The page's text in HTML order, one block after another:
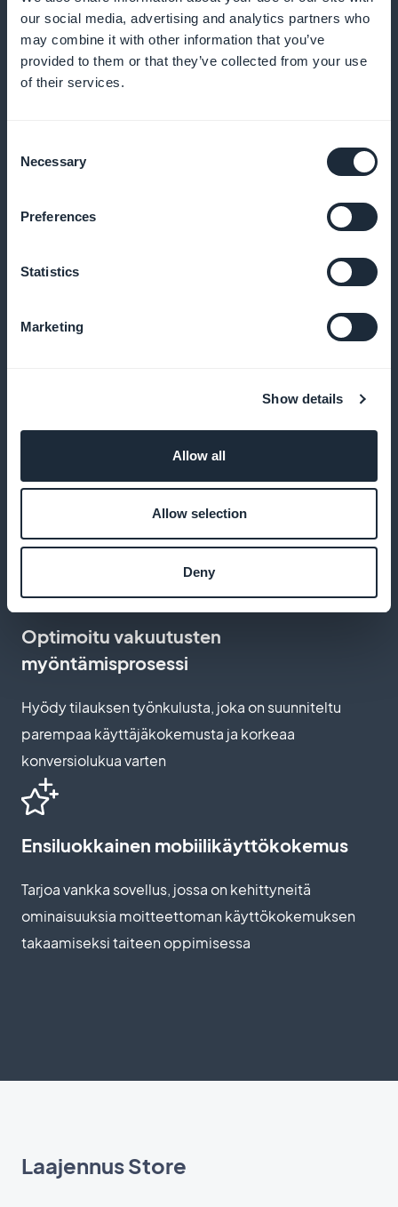
our social media, advertising and analytics partners who
may combine it with other information that you’ve
provided to them or that they’ve collected from your use
of their services.
Selection
Necessary
Preferences
Statistics
Marketing
Show details
Allow all
Allow selection
Deny
käyttäjät pysyvät ajan tasalla ja voivat integroida
uusia tekniikoita työhönsä
Käytä huomiota herättäviä widgettejä
lisäten ilmoittautumisia ja kurssien näkyvyyttä
Hyödynnä tilaustulosi täysimääräisesti ilman alustan
Mukauta tilaussivuja
visuaalista identiteettiä, mikä lisää käyttäjien
sitoutumista ja konversiota
Optimoitu vakuutusten
myöntämisprosessi
Hyödy tilauksen työnkulusta, joka on suunniteltu
parempaa käyttäjäkokemusta ja korkeaa
konversiolukua varten
Ensiluokkainen mobiilikäyttökokemus
Tarjoa vankka sovellus, jossa on kehittyneitä
ominaisuuksia moitteettoman käyttökokemuksen
takaamiseksi taiteen oppimisessa
Laajennus Store